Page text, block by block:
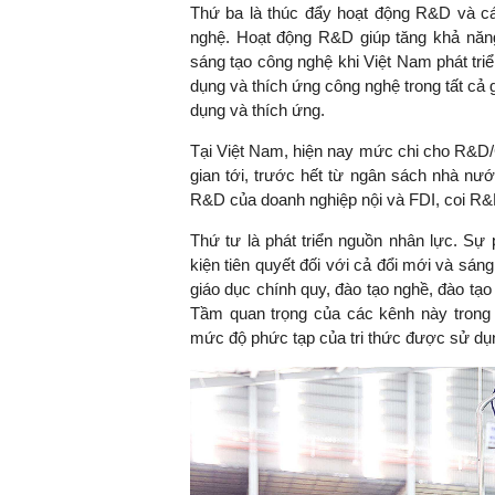
Thứ ba là thúc đẩy hoạt động R&D và
nghệ. Hoạt động R&D giúp tăng khả
sáng tạo công nghệ khi Việt Nam phát
dụng và thích ứng công nghệ trong tất
dụng và thích ứng.
Tại Việt Nam, hiện nay mức chi cho
gian tới, trước hết từ ngân sách nhà
R&D của doanh nghiệp nội và FDI, coi
Thứ tư là phát triển nguồn nhân lực.
kiện tiên quyết đối với cả đổi mới và
giáo dục chính quy, đào tạo nghề, đào
Tầm quan trọng của các kênh này
mức độ phức tạp của tri thức được sử